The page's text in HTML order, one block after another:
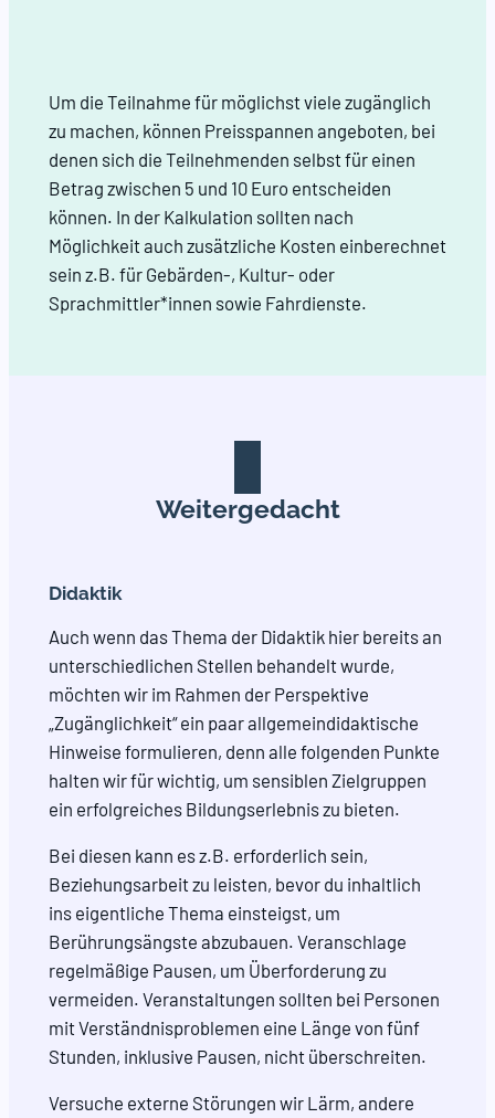
Um die Teilnahme für möglichst viele zugänglich
zu machen, können Preisspannen angeboten, bei
denen sich die Teilnehmenden selbst für einen
Betrag zwischen 5 und 10 Euro entscheiden
können. In der Kalkulation sollten nach
Möglichkeit auch zusätzliche Kosten einberechnet
sein z.B. für Gebärden-, Kultur- oder
Sprachmittler*innen sowie Fahrdienste.
Weitergedacht
Didaktik
Auch wenn das Thema der Didaktik hier bereits an
unterschiedlichen Stellen behandelt wurde,
möchten wir im Rahmen der Perspektive
„Zugänglichkeit“ ein paar allgemeindidaktische
Hinweise formulieren, denn alle folgenden Punkte
halten wir für wichtig, um sensiblen Zielgruppen
ein erfolgreiches Bildungserlebnis zu bieten.
Bei diesen kann es z.B. erforderlich sein,
Beziehungsarbeit zu leisten, bevor du inhaltlich
ins eigentliche Thema einsteigst, um
Berührungsängste abzubauen. Veranschlage
regelmäßige Pausen, um Überforderung zu
vermeiden. Veranstaltungen sollten bei Personen
mit Verständnisproblemen eine Länge von fünf
Stunden, inklusive Pausen, nicht überschreiten.
Versuche externe Störungen wir Lärm, andere